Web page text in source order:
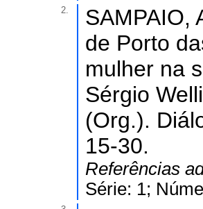
2.
SAMPAIO,
de Porto
mulher na
Sérgio
(Org.).
15-30.
Referências
Série: 1;